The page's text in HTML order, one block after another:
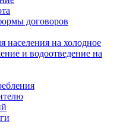
договоров
населения на холодное
и водоотведение на